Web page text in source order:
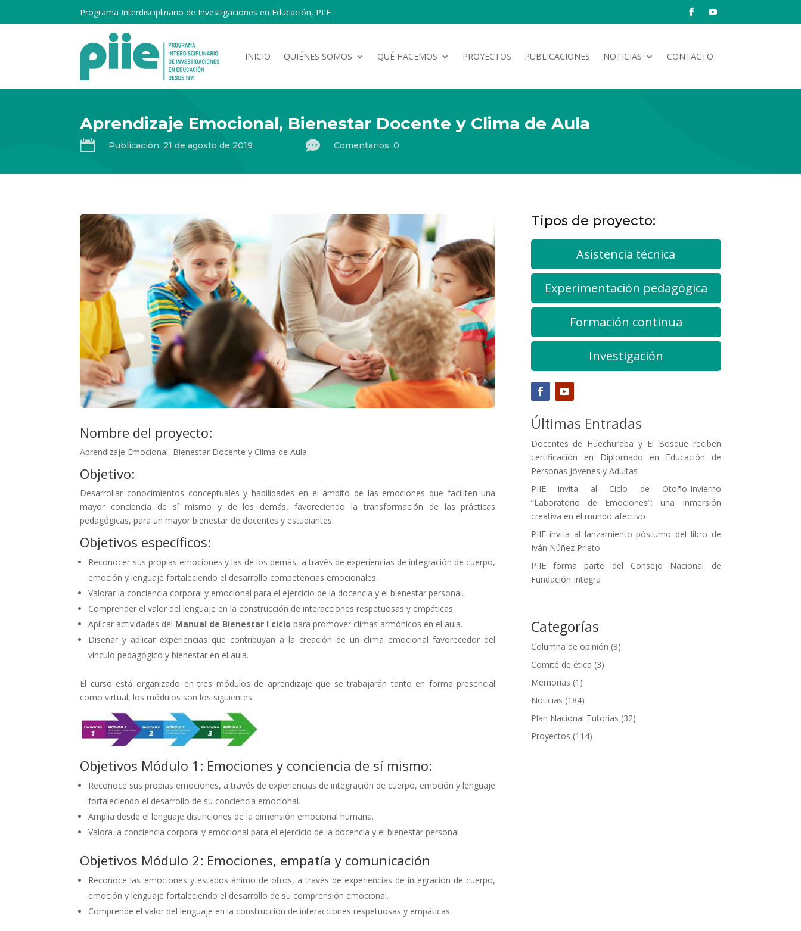
Programa Interdisciplinario de Investigaciones en Educación, PIIE
INICIO QUIÉNES SOMOS QUÉ HACEMOS PROYECTOS PUBLICACIONES NOTICIAS CONTACTO
Aprendizaje Emocional, Bienestar Docente y Clima de Aula
 Publicación: 21 de agosto de 2019  Comentarios: 0
Nombre del proyecto:
Aprendizaje Emocional, Bienestar Docente y Clima de Aula.
Objetivo:
Desarrollar conocimientos conceptuales y habilidades en el ámbito de las emociones que faciliten una
mayor conciencia de sí mismo y de los demás, favoreciendo la transformación de las prácticas
pedagógicas, para un mayor bienestar de docentes y estudiantes.
Objetivos específicos:
Reconocer sus propias emociones y las de los demás, a través de experiencias de integración de cuerpo,
emoción y lenguaje fortaleciendo el desarrollo competencias emocionales.
Valorar la conciencia corporal y emocional para el ejercicio de la docencia y el bienestar personal.
Comprender el valor del lenguaje en la construcción de interacciones respetuosas y empáticas.
Aplicar actividades del Manual de Bienestar I ciclo para promover climas armónicos en el aula.
Diseñar y aplicar experiencias que contribuyan a la creación de un clima emocional favorecedor del
vínculo pedagógico y bienestar en el aula.
El curso está organizado en tres módulos de aprendizaje que se trabajarán tanto en forma presencial
como virtual, los módulos son los siguientes:
Objetivos Módulo 1: Emociones y conciencia de sí mismo:
Reconoce sus propias emociones, a través de experiencias de integración de cuerpo, emoción y lenguaje
fortaleciendo el desarrollo de su conciencia emocional.
Amplia desde el lenguaje distinciones de la dimensión emocional humana.
Valora la conciencia corporal y emocional para el ejercicio de la docencia y el bienestar personal.
Objetivos Módulo 2: Emociones, empatía y comunicación
Reconoce las emociones y estados ánimo de otros, a través de experiencias de integración de cuerpo,
emoción y lenguaje fortaleciendo el desarrollo de su comprensión emocional.
Comprende el valor del lenguaje en la construcción de interacciones respetuosas y empáticas.
Tipos de proyecto:
Asistencia técnica
Experimentación pedagógica
Formación continua
Investigación
Últimas Entradas
Docentes de Huechuraba y El Bosque reciben
certificación en Diplomado en Educación de
Personas Jóvenes y Adultas
PIIE invita al Ciclo de Otoño-Invierno
“Laboratorio de Emociones”: una inmersión
creativa en el mundo afectivo
PIIE invita al lanzamiento póstumo del libro de
Iván Núñez Prieto
PIIE forma parte del Consejo Nacional de
Fundación Integra
Categorías
Columna de opinión (8)
Comité de ética (3)
Memorias (1)
Noticias (184)
Plan Nacional Tutorías (32)
Proyectos (114)